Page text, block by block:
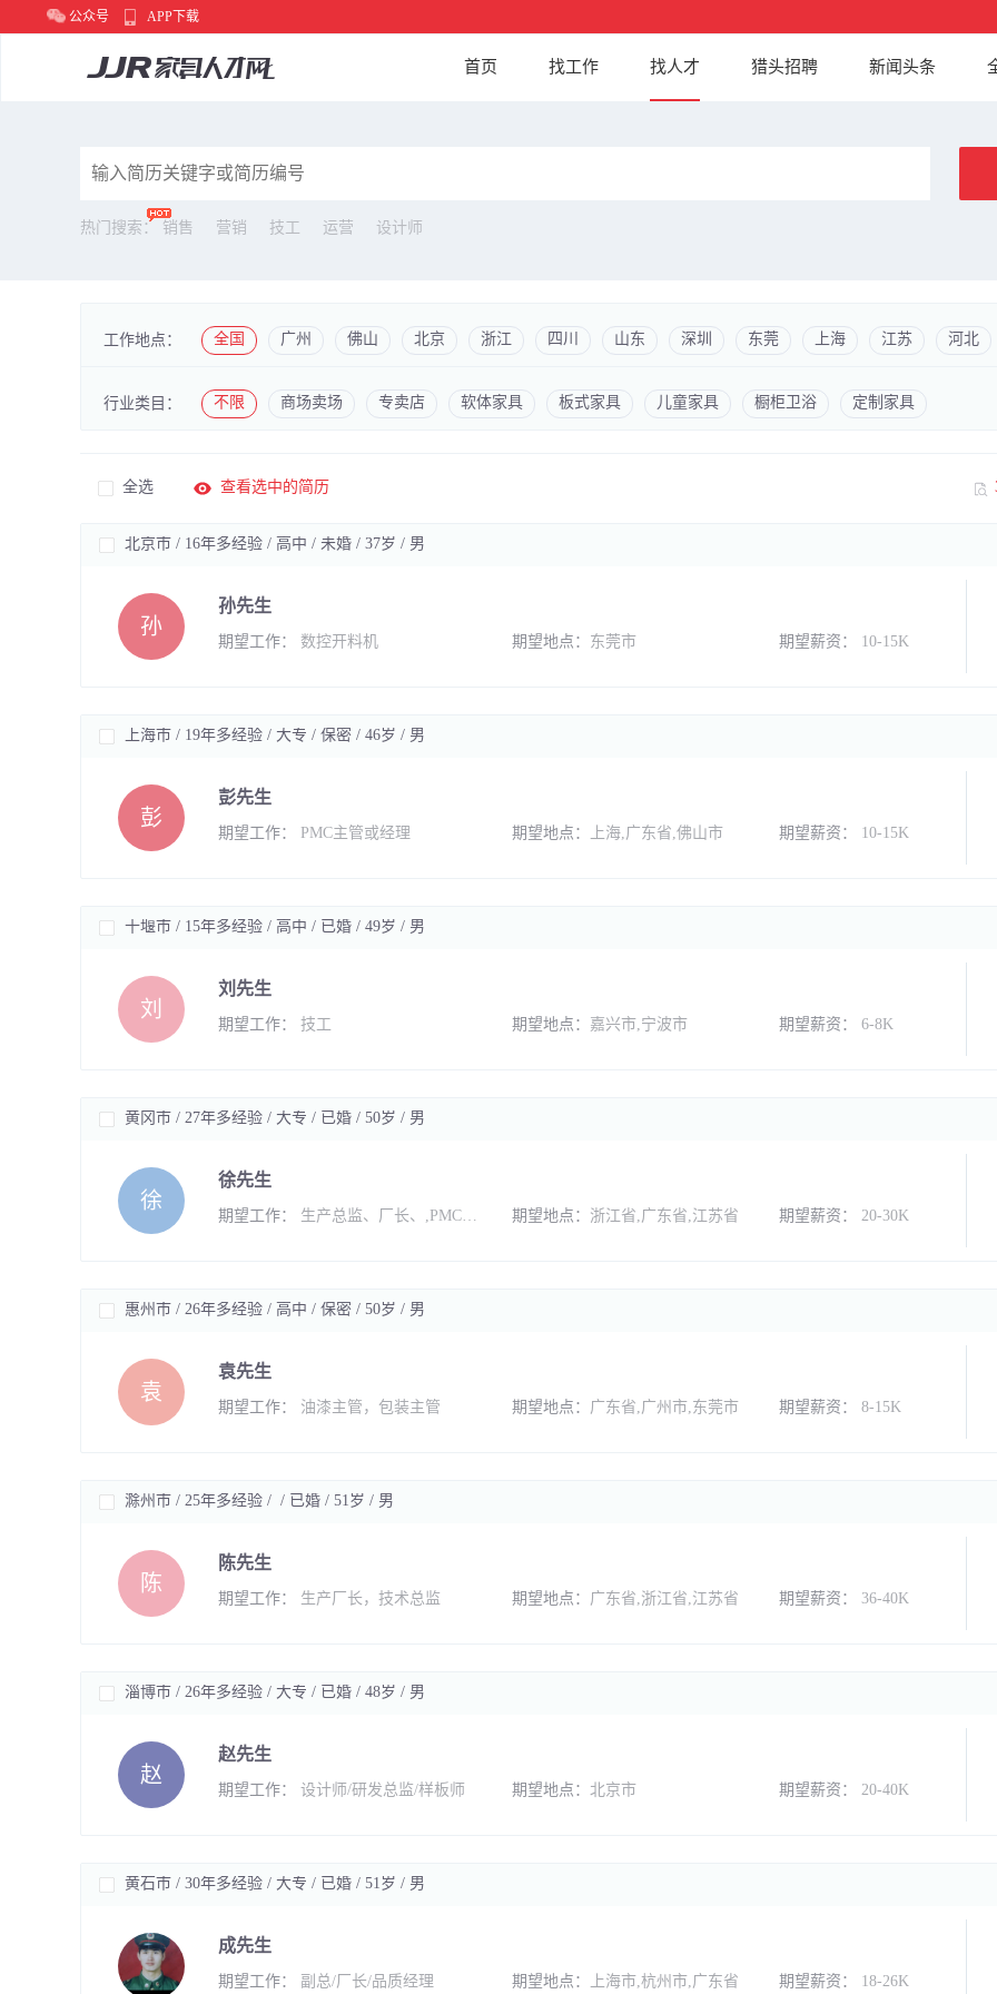
公众号 APP下载
首页 找工作 找人才 猎头招聘 新闻头条
热门搜索： 销售 营销 技工 运营 设计师
工作地点： 全国 广州 佛山 北京 浙江 四川 山东 深圳 东莞 上海 江苏 河北
行业类目： 不限 商场卖场 专卖店 软体家具 板式家具 儿童家具 橱柜卫浴 定制家具
全选 查看选中的简历
北京市 / 16年多经验 / 高中 / 未婚 / 37岁 / 男
孙
孙先生
期望工作： 数控开料机 期望地点： 东莞市 期望薪资： 10-15K
上海市 / 19年多经验 / 大专 / 保密 / 46岁 / 男
彭
彭先生
期望工作： PMC主管或经理 期望地点： 上海,广东省,佛山市 期望薪资： 10-15K
十堰市 / 15年多经验 / 高中 / 已婚 / 49岁 / 男
刘
刘先生
期望工作： 技工 期望地点： 嘉兴市,宁波市 期望薪资： 6-8K
黄冈市 / 27年多经验 / 大专 / 已婚 / 50岁 / 男
徐
徐先生
期望工作： 生产总监、厂长、,PMC总监 期望地点： 浙江省,广东省,江苏省 期望薪资： 20-30K
惠州市 / 26年多经验 / 高中 / 保密 / 50岁 / 男
袁
袁先生
期望工作： 油漆主管，包装主管 期望地点： 广东省,广州市,东莞市 期望薪资： 8-15K
滁州市 / 25年多经验 / / 已婚 / 51岁 / 男
陈
陈先生
期望工作： 生产厂长，技术总监 期望地点： 广东省,浙江省,江苏省 期望薪资： 36-40K
淄博市 / 26年多经验 / 大专 / 已婚 / 48岁 / 男
赵
赵先生
期望工作： 设计师/研发总监/样板师 期望地点： 北京市 期望薪资： 20-40K
黄石市 / 30年多经验 / 大专 / 已婚 / 51岁 / 男
成先生
期望工作： 副总/厂长/品质经理 期望地点： 上海市,杭州市,广东省 期望薪资： 18-26K